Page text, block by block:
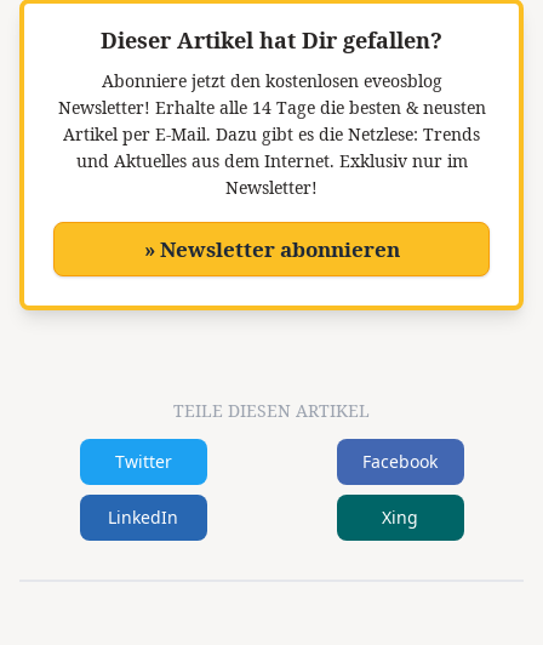
Dieser Artikel hat Dir gefallen?
Abonniere jetzt den kostenlosen eveosblog
Newsletter! Erhalte alle 14 Tage die besten & neusten
Artikel per E-Mail. Dazu gibt es die Netzlese: Trends
und Aktuelles aus dem Internet. Exklusiv nur im
Newsletter!
» Newsletter abonnieren
TEILE DIESEN ARTIKEL
Twitter Facebook
LinkedIn Xing